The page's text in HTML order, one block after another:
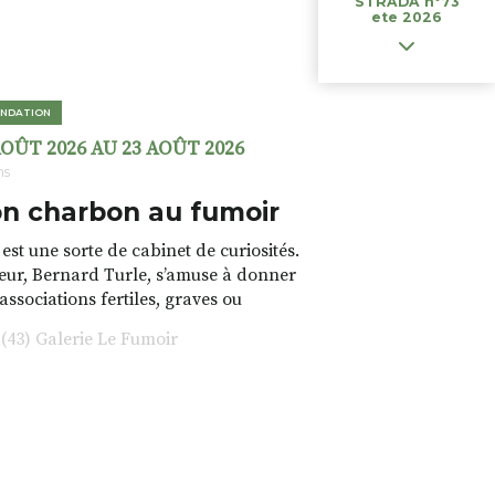
2026 AU 23 AOÛT 2026
charbon au fumoir
une sorte de cabinet de curiosités.
Bernard Turle, s’amuse à donner
fertiles, graves ou
fumeuses. Des oeuvres
font. liens avec les histoires un peu
Galerie Le Fumoir
ete 2026